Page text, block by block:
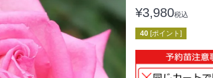
¥3,980税込
40 [ポイント]